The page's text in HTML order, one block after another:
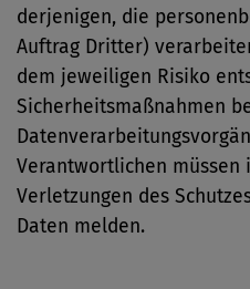
derjenigen, die
Auftrag Dritter)
dem jeweiligen Risiko
Sicherheitsmaßnahmen
Verantwortlichen müssen
Verletzungen des
Daten melden.